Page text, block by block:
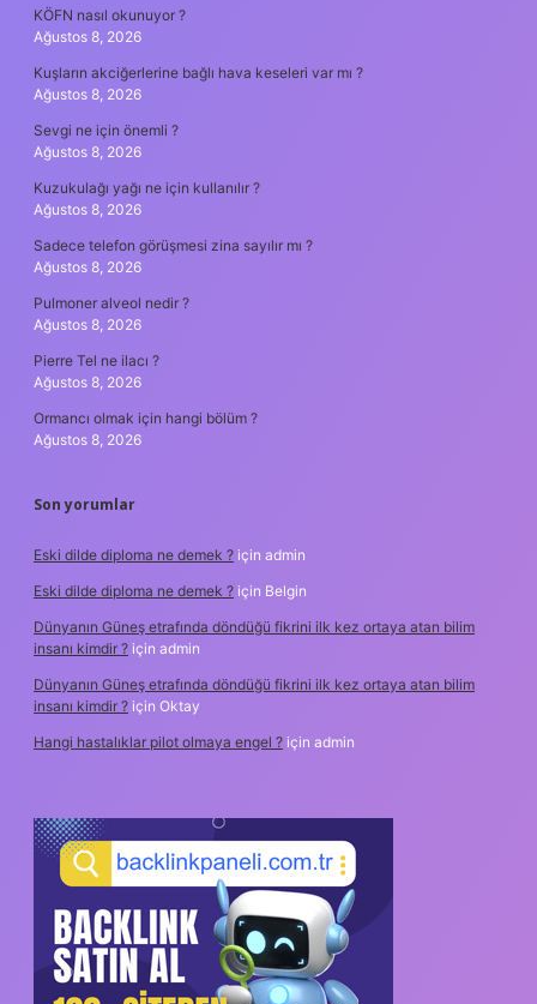
KÖFN nasıl okunuyor ?
Ağustos 8, 2026
Kuşların akciğerlerine bağlı hava keseleri var mı ?
Ağustos 8, 2026
Sevgi ne için önemli ?
Ağustos 8, 2026
Kuzukulağı yağı ne için kullanılır ?
Ağustos 8, 2026
Sadece telefon görüşmesi zina sayılır mı ?
Ağustos 8, 2026
Pulmoner alveol nedir ?
Ağustos 8, 2026
Pierre Tel ne ilacı ?
Ağustos 8, 2026
Ormancı olmak için hangi bölüm ?
Ağustos 8, 2026
Son yorumlar
Eski dilde diploma ne demek ? için admin
Eski dilde diploma ne demek ? için Belgin
Dünyanın Güneş etrafında döndüğü fikrini ilk kez ortaya atan bilim
insanı kimdir ? için admin
Dünyanın Güneş etrafında döndüğü fikrini ilk kez ortaya atan bilim
insanı kimdir ? için Oktay
Hangi hastalıklar pilot olmaya engel ? için admin